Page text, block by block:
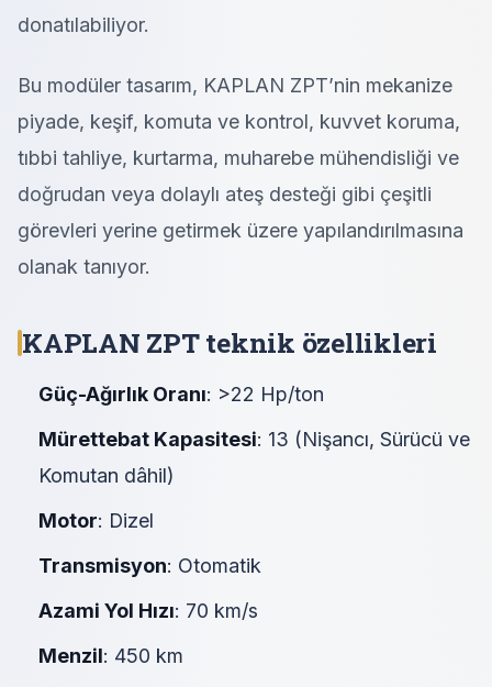
donatılabiliyor.
Bu modüler tasarım, KAPLAN ZPT’nin mekanize
piyade, keşif, komuta ve kontrol, kuvvet koruma,
tıbbi tahliye, kurtarma, muharebe mühendisliği ve
doğrudan veya dolaylı ateş desteği gibi çeşitli
görevleri yerine getirmek üzere yapılandırılmasına
olanak tanıyor.
KAPLAN ZPT teknik özellikleri
Güç-Ağırlık Oranı: >22 Hp/ton
Mürettebat Kapasitesi: 13 (Nişancı, Sürücü ve
Komutan dâhil)
Motor: Dizel
Transmisyon: Otomatik
Azami Yol Hızı: 70 km/s
Menzil: 450 km